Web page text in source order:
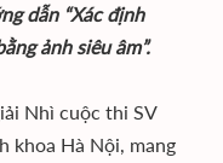
dẫn “Xác định
ảnh siêu âm”.
Nhì cuộc thi SV
khoa Hà Nội, mang